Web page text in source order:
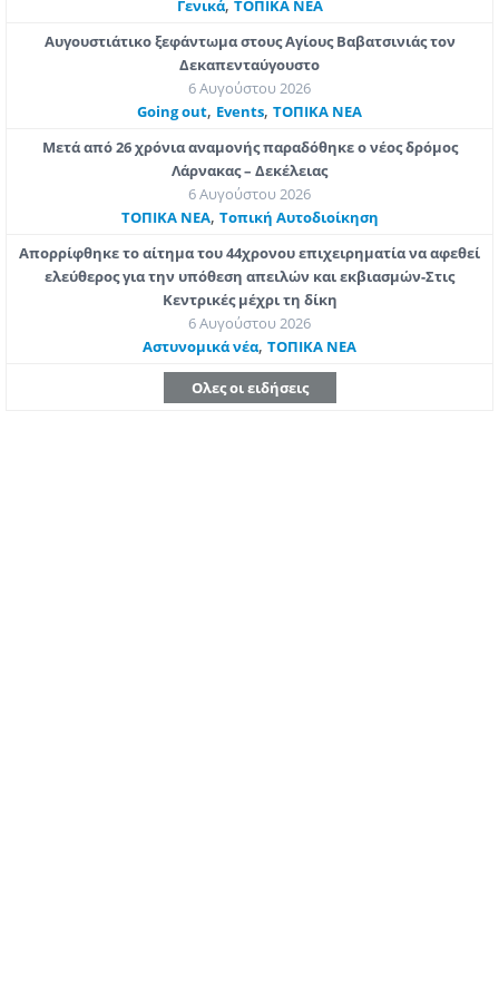
Γενικά ΤΟΠΙΚΑ ΝΕΑ
Αυγουστιάτικο ξεφάντωμα στους Αγίους Βαβατσινιάς τον
Δεκαπενταύγουστο
6 Αυγούστου 2026
Going out, Εvents, ΤΟΠΙΚΑ ΝΕΑ
Μετά από 26 χρόνια αναμονής παραδόθηκε ο νέος δρόμος
Λάρνακας – Δεκέλειας
6 Αυγούστου 2026
ΤΟΠΙΚΑ ΝΕΑ, Τοπική Αυτοδιοίκηση
Απορρίφθηκε το αίτημα του 44χρονου επιχειρηματία να αφεθεί
ελεύθερος για την υπόθεση απειλών και εκβιασμών-Στις
Κεντρικές μέχρι τη δίκη
6 Αυγούστου 2026
Aστυνομικά νέα, ΤΟΠΙΚΑ ΝΕΑ
Ολες οι ειδήσεις